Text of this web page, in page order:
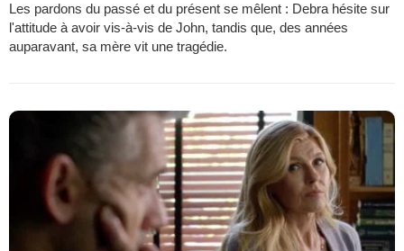
Les pardons du passé et du présent se mêlent : Debra hésite sur
l'attitude à avoir vis-à-vis de John, tandis que, des années
auparavant, sa mère vit une tragédie.